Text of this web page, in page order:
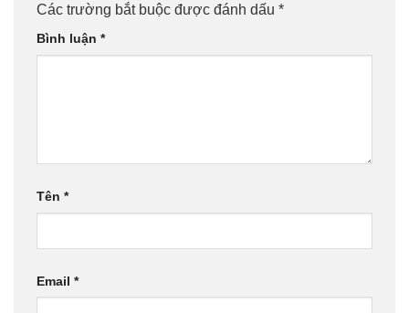
Các trường bắt buộc được đánh dấu *
Bình luận *
Tên *
Email *